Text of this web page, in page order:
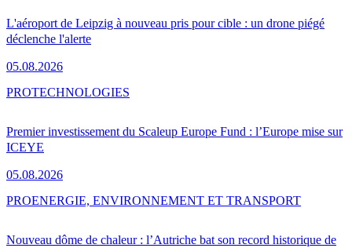
L'aéroport de Leipzig à nouveau pris pour cible : un drone piégé
déclenche l'alerte
05.08.2026
Premier investissement du Scaleup Europe Fund : l’Europe mise sur
ICEYE
05.08.2026
PROTECHNOLOGIES
Nouveau dôme de chaleur : l’Autriche bat son record historique de
PROENERGIE, ENVIRONNEMENT ET TRANSPORT